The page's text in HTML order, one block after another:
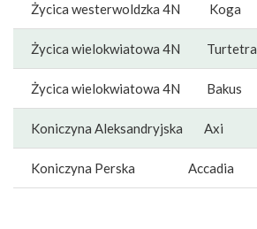
Życica westerwoldzka 4N Koga
Życica wielokwiatowa 4N Turtetra
Życica wielokwiatowa 4N Bakus
Koniczyna Aleksandryjska Axi
Koniczyna Perska Accadia